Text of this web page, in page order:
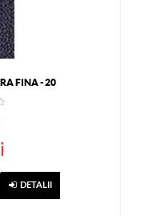
FINA - 20
DETALII